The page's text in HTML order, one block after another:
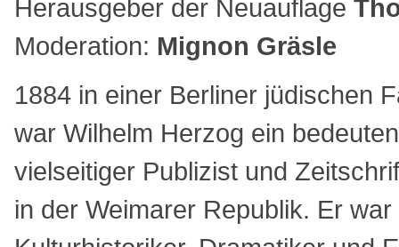
Herausgeber der Neuauflage
Moderation: Mignon Gräsle
1884 in einer Berliner jüdischen
war Wilhelm Herzog ein
vielseitiger Publizist und
in der Weimarer Republik. Er